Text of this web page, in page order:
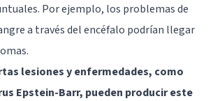
Por ejemplo, los problemas de
a través del encéfalo podrían llegar
lesiones y enfermedades, como
Epstein-Barr, pueden producir este